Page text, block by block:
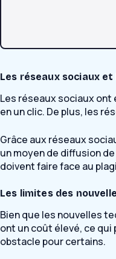
Les réseaux sociaux et
Les réseaux sociaux
en un clic. De plus, les
Grâce aux réseaux
un moyen de diffusion
doivent faire face au
Les limites des
Bien que les nouvelles
ont un coût élevé, ce
obstacle pour certains.